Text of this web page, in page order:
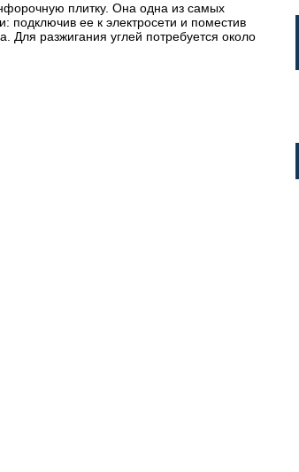
плитку. Она одна из самых
подключив ее к электросети и поместив
Для разжигания углей потребуется около